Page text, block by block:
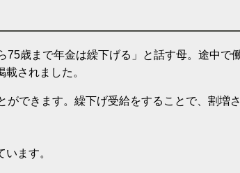
歳まで年金は繰下げる」と話す母。途中で
されました。
できます。繰下げ受給をすることで、割増
ます。